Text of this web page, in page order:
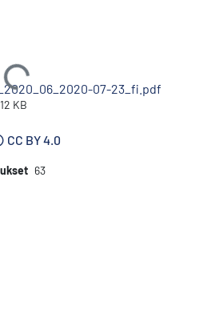
07-23_fi.pdf
KB
CC BY 4.0
63